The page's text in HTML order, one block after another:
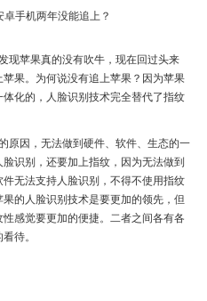
现苹果真的没有吹牛，现在回过头来
果。为何说没有追上苹果？因为苹果
化的，人脸识别技术完全替代了指纹
原因，无法做到硬件、软件、生态的一
识别，还要加上指纹，因为无法做到
无法支持人脸识别，不得不使用指纹
的人脸识别技术是要更加的领先，但
感觉要更加的便捷。二者之间各有各
待。